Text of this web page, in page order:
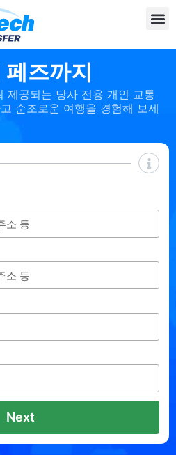
즈까지
제공되는 당사 전용 개인 교통
순조로운 여행을 경험해 보세
Next